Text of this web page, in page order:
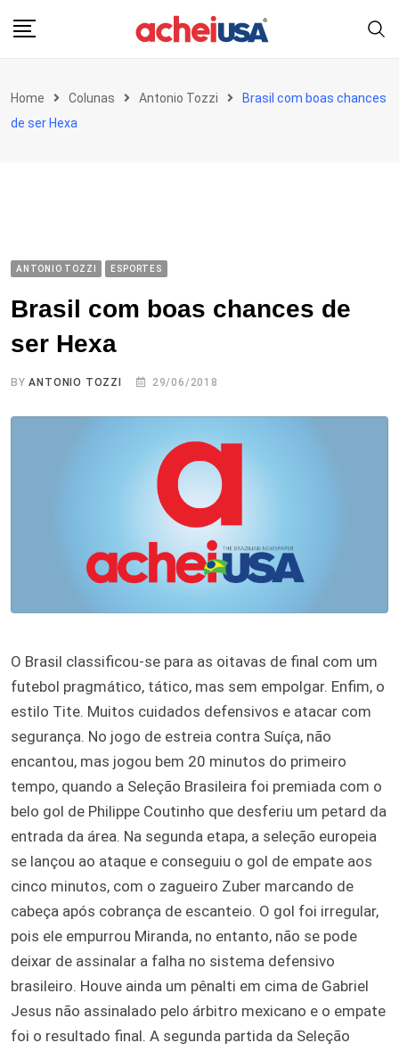
Home Colunas Antonio Tozzi
Brasil com boas chances
de ser Hexa
ANTONIO TOZZI ESPORTES
Brasil com boas chances de
ser Hexa
BYANTONIO TOZZI 29/06/2018
O Brasil classificou-se para as oitavas de final com um
futebol pragmático, tático, mas sem empolgar. Enfim, o
estilo Tite. Muitos cuidados defensivos e atacar com
segurança. No jogo de estreia contra Suíça, não
encantou, mas jogou bem 20 minutos do primeiro
tempo, quando a Seleção Brasileira foi premiada com o
belo gol de Philippe Coutinho que desferiu um petard da
entrada da área. Na segunda etapa, a seleção europeia
se lançou ao ataque e conseguiu o gol de empate aos
cinco minutos, com o zagueiro Zuber marcando de
cabeça após cobrança de escanteio. O gol foi irregular,
pois ele empurrou Miranda, no entanto, não se pode
deixar de assinalar a falha no sistema defensivo
brasileiro. Houve ainda um pênalti em cima de Gabriel
Jesus não assinalado pelo árbitro mexicano e o empate
foi o resultado final. A segunda partida da Seleção